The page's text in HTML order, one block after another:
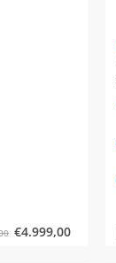
€4.999,00